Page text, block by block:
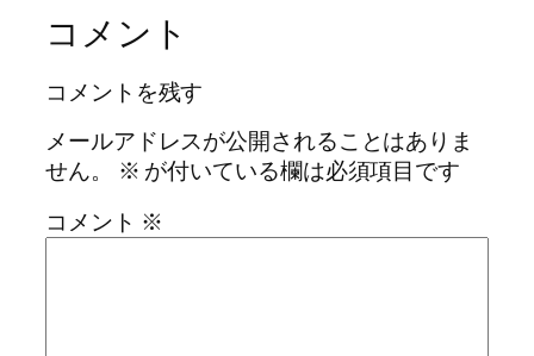
コメント
コメントを残す
メールアドレスが公開されることはありま
せん。
※ が付いている欄は必須項目です
コメント ※